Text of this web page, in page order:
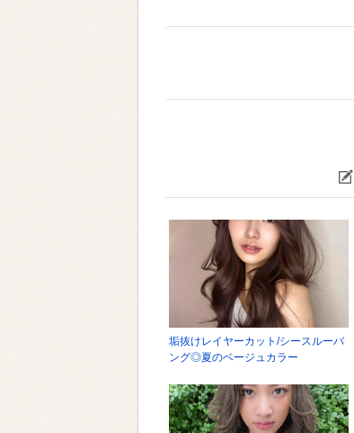
垢抜けレイヤーカット/シースルーバ
ング◎夏のベージュカラー